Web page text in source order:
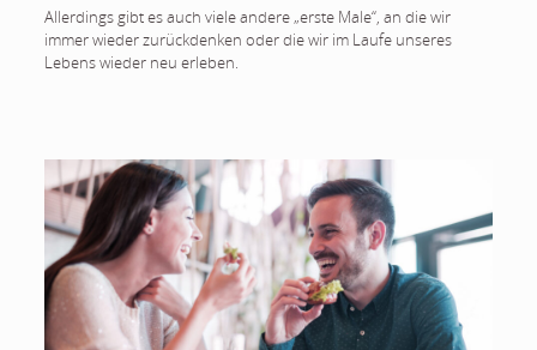
Allerdings gibt es auch viele andere „erste Male“, an die wir
immer wieder zurückdenken oder die wir im Laufe unseres
Lebens wieder neu erleben.